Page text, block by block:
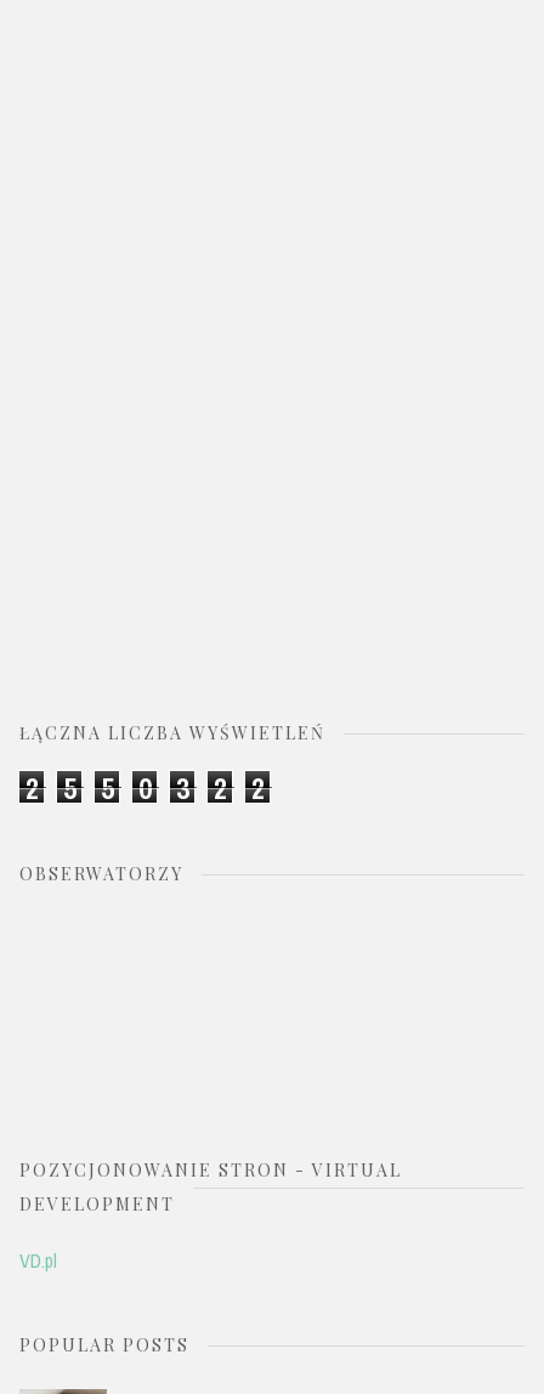
ŁĄCZNA LICZBA WYŚWIETLEŃ
2 5 5 0 3 2 2
OBSERWATORZY
POZYCJONOWANIE STRON - VIRTUAL
DEVELOPMENT
VD.pl
POPULAR POSTS